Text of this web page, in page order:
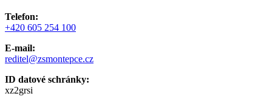
Telefon:
+420 605 254 100
E-mail:
reditel@zsmontepce.cz
ID datové schránky:
xz2grsi